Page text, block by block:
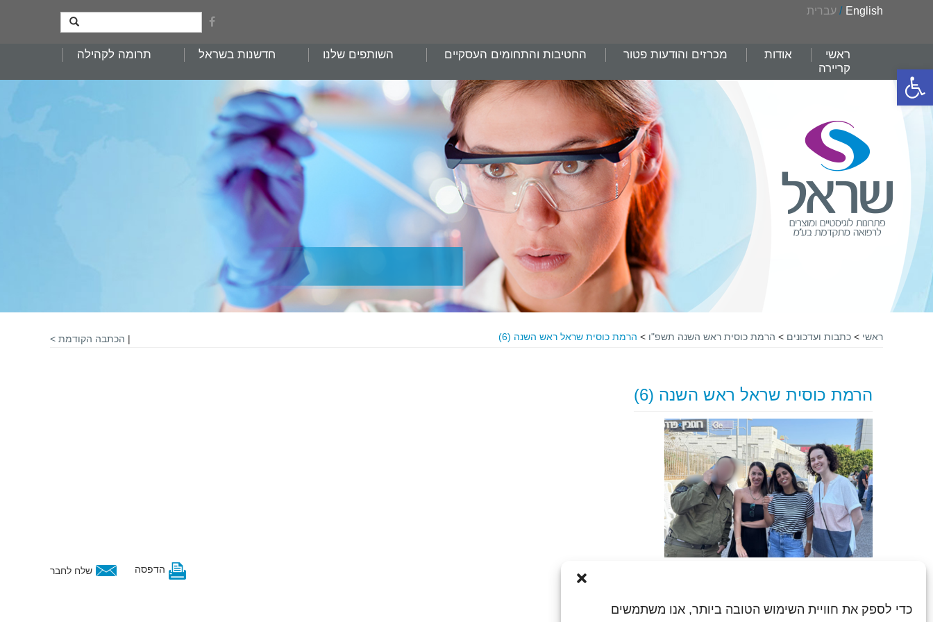
פתח סרגל נגישות
כדי לספק את חוויית השימוש הטובה ביותר, אנו משתמשים
English
/ עברית
ראשי אודות מכרזים והודעות פטור החטיבות והתחומים העסקיים השותפים שלנו חדשנות בשראל
תרומה לקהילה
קריירה
ראשי > כתבות ועדכונים > הרמת כוסית ראש השנה תשפ"ו > הרמת כוסית שראל ראש השנה (6) | הכתבה הקודמת >
הרמת כוסית שראל ראש השנה (6)
שלח לחבר הדפסה